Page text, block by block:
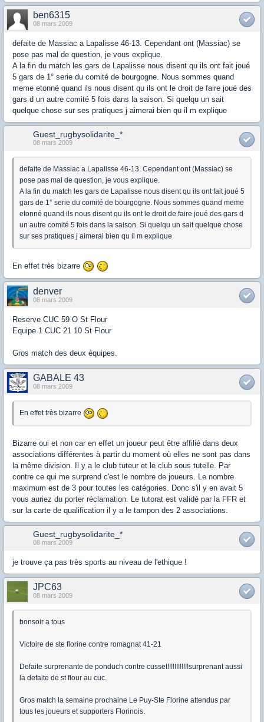
ben6315
08 mars 2009
defaite de Massiac a Lapalisse 46-13. Cependant ont (Massiac) se
pose pas mal de question, je vous explique.
A la fin du match les gars de Lapalisse nous disent qu ils ont fait joué
5 gars de 1° serie du comité de bourgogne. Nous sommes quand
meme etonné quand ils nous disent qu ils ont le droit de faire joué des
gars d un autre comité 5 fois dans la saison. Si quelqu un sait
quelque chose sur ses pratiques j aimerai bien qu il m explique
Guest_rugbysolidarite_*
08 mars 2009
defaite de Massiac a Lapalisse 46-13. Cependant ont (Massiac) se
pose pas mal de question, je vous explique.
A la fin du match les gars de Lapalisse nous disent qu ils ont fait joué 5
gars de 1° serie du comité de bourgogne. Nous sommes quand meme
etonné quand ils nous disent qu ils ont le droit de faire joué des gars d
un autre comité 5 fois dans la saison. Si quelqu un sait quelque chose
sur ses pratiques j aimerai bien qu il m explique
En effet très bizarre
denver
08 mars 2009
Reserve CUC 59 O St Flour
Equipe 1 CUC 21 10 St Flour
Gros match des deux équipes.
GABALE 43
08 mars 2009
En effet très bizarre
Bizarre oui et non car en effet un joueur peut être affilié dans deux
associations différentes à partir du moment où elles ne sont pas dans
la même division. Il y a le club tuteur et le club sous tutelle. Par
contre ce qui me surprend c'est le nombre de joueurs. Le nombre
maximum est de 3 pour toutes les catégories. Donc s'il y en avait 5
vous auriez du porter réclamation. Le tutorat est validé par la FFR et
sur la carte de qualification il y a le tampon des 2 associations.
Guest_rugbysolidarite_*
08 mars 2009
je trouve ça pas très sports au niveau de l'ethique !
JPC63
08 mars 2009
bonsoir a tous
Victoire de ste florine contre romagnat 41-21
Defaite surprenante de ponduch contre cusset!!!!!!!!!!!!surprenant aussi
la defaite de st flour au cuc.
Gros match la semaine prochaine Le Puy-Ste Florine attendus par
tous les joueurs et supporters Florinois.